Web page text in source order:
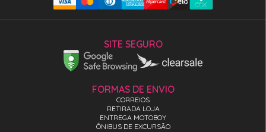
SITE SEGURO
FORMAS DE ENVIO
CORREIOS
RETIRADA LOJA
ENTREGA MOTOBOY
ÔNIBUS DE EXCURSÃO